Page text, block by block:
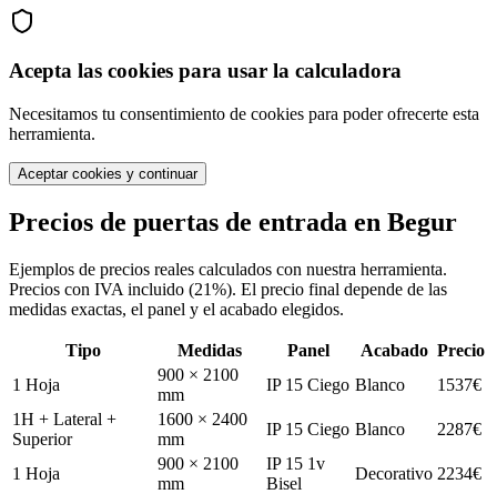
Acepta las cookies para usar la calculadora
Necesitamos tu consentimiento de cookies para poder ofrecerte esta
herramienta.
Aceptar cookies y continuar
Precios de puertas de entrada en Begur
Ejemplos de precios reales calculados con nuestra herramienta.
Precios con IVA incluido (21%). El precio final depende de las
medidas exactas, el panel y el acabado elegidos.
Tipo Medidas Panel Acabado Precio
1 Hoja
900 × 2100
mm
IP 15 Ciego Blanco 1537€
1H + Lateral +
Superior
1600 × 2400
mm
IP 15 Ciego Blanco 2287€
1 Hoja
900 × 2100
mm
IP 15 1v
Bisel
Decorativo 2234€